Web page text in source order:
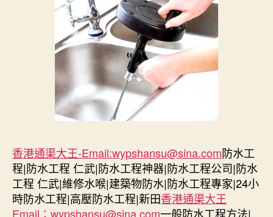
香港通渠大王-Email:wypshansu@sina.com防水工
程|防水工程 仁武|防水工程神器|防水工程公司|防水
工程 仁武|維修水喉|建築物防水|防水工程專家|24小
時防水工程|高壓防水工程|新田香港通渠大王
Email：wypshansu@sina.com一般防水工程方法|